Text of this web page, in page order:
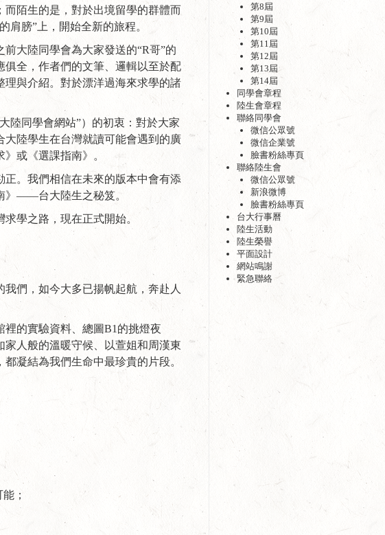
陌生的是，對於出境留學的群體而
膀”上，開始全新的旅程。
大陸同學會為大家發送的“R哥”的
全，作者們的文筆、邏輯以至於配
與介紹。對於漂洋過海來求學的諸
陸同學會網站”）的初衷：對於大家
陸學生在台灣就讀可能會遇到的廣
或《選課指南》。
。我們相信在未來的版本中會有添
》——台大陸生之秘笈。
學之路，現在正式開始。
們，如今大多已揚帆起航，奔赴人
的實驗資料、總圖B1的挑燈夜
人般的溫暖守候、以萱姐和周漢東
凝結為我們生命中最珍貴的片段。
；
第8屆
第9屆
第10屆
第11屆
第12屆
第13屆
第14屆
同學會章程
陸生會章程
聯絡同學會
微信公眾號
微信企業號
臉書粉絲專頁
聯絡陸生會
微信公眾號
新浪微博
臉書粉絲專頁
台大行事曆
陸生活動
陸生榮譽
平面設計
網站鳴謝
緊急聯絡